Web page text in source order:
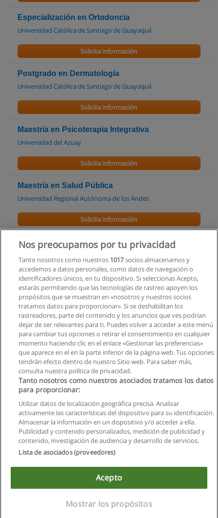
Especialización en Ortodoncia
Universidad Católica de Santiago de Guayaquil
Solicita información
Postgrado en Dermatología
Universidad Católica de Santiago de Guayaquil
Solicita información
Maestría en Psicoterapia Integrativa
Universidad del Azuay
Solicita información
Maestría en Salud Pública
Universidad Regional Autónoma de los Andes
Solicita información
Maestría en gestión de los Servicios
Hospitalarios
Universidad Regional Autónoma de los Andes
Solicita información
Carrera de Ingeniería Comercial
UIDE - Universidad Internacional de Ecuador
Solicita información
Privacidad de datos
Contactar con Educaedu
Copyright © Educaedu Business S.L. - CIF : B-95610580: -
Nos preocupamos por tu privacidad
Tanto nosotros como nuestros 1017socios almacenamos y
accedemos a datos personales, como datos de navegación o
identificadores únicos, en tu dispositivo. Si seleccionas Acepto,
estarás permitiendo que las tecnologías de rastreo apoyen los
propósitos que se muestran en «nosotros y nuestros socios
tratamos datos para proporcionar». Si se deshabilitan los
rastreadores, parte del contenido y los anuncios que ves podrían
dejar de ser relevantes para ti. Puedes volver a acceder a este menú
para cambiar tus opciones o retirar el consentimiento en cualquier
momento haciendo clic en el enlace «Gestionar las preferencias»
que aparece en el en la parte inferior de la página web. Tus opciones
tendrán efecto dentro de nuestro Sitio web. Para saber más,
consulta nuestra política de privacidad.
Tanto nosotros como nuestros asociados tratamos los datos
para proporcionar:
Utilizar datos de localización geográfica precisa. Analizar
activamente las características del dispositivo para su identificación.
Almacenar la información en un dispositivo y/o acceder a ella.
Publicidad y contenido personalizados, medición de publicidad y
contenido, investigación de audiencia y desarrollo de servicios.
Lista de asociados (proveedores)
Acepto
Mostrar los propósitos